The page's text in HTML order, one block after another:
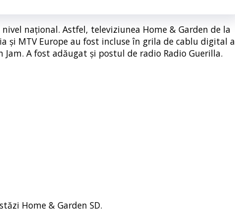
național. Astfel, televiziunea Home & Garden de la
și MTV Europe au fost incluse în grila de cablu digital a
A fost adăugat și postul de radio Radio Guerilla.
Home & Garden SD.